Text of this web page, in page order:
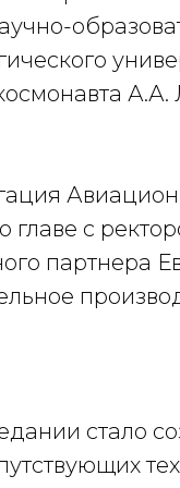
А.А.
главе с
партнера
стало